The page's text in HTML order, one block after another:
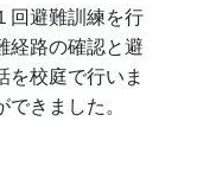
回避難訓練を行
経路の確認と避
を校庭で行いま
きました。